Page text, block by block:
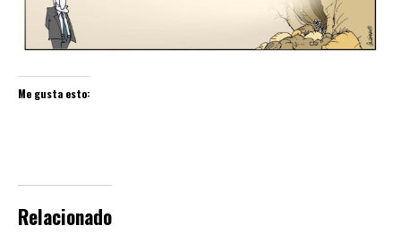
Me gusta esto:
Relacionado